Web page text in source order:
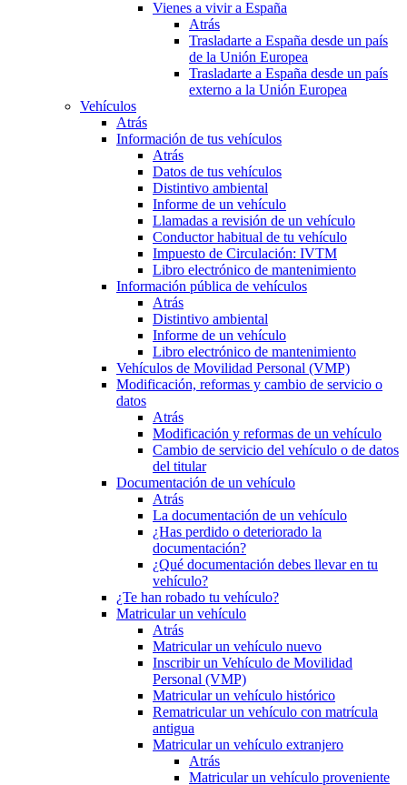
Vienes a vivir a España
Atrás
Trasladarte a España desde un país
de la Unión Europea
Trasladarte a España desde un país
externo a la Unión Europea
Vehículos
Atrás
Información de tus vehículos
Atrás
Datos de tus vehículos
Distintivo ambiental
Informe de un vehículo
Llamadas a revisión de un vehículo
Conductor habitual de tu vehículo
Impuesto de Circulación: IVTM
Libro electrónico de mantenimiento
Información pública de vehículos
Atrás
Distintivo ambiental
Informe de un vehículo
Libro electrónico de mantenimiento
Vehículos de Movilidad Personal (VMP)
Modificación, reformas y cambio de servicio o
datos
Atrás
Modificación y reformas de un vehículo
Cambio de servicio del vehículo o de datos
del titular
Documentación de un vehículo
Atrás
La documentación de un vehículo
¿Has perdido o deteriorado la
documentación?
¿Qué documentación debes llevar en tu
vehículo?
¿Te han robado tu vehículo?
Matricular un vehículo
Atrás
Matricular un vehículo nuevo
Inscribir un Vehículo de Movilidad
Personal (VMP)
Matricular un vehículo histórico
Rematricular un vehículo con matrícula
antigua
Matricular un vehículo extranjero
Atrás
Matricular un vehículo proveniente